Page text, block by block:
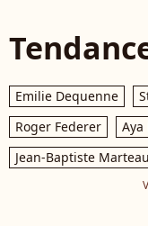
Emilie Dequenne
Roger Federer
Aya
Jean-Baptiste Marteau